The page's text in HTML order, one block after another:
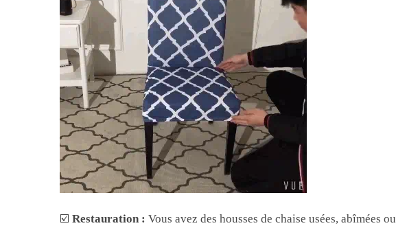
☑️Restauration : Vous avez des housses de chaise usées, abîmées